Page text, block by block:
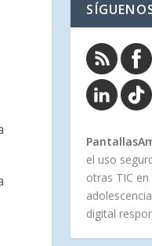
el uso
otras TIC
digital